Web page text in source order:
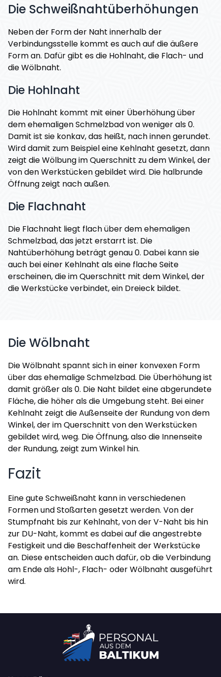
Die Schweißnahtüberhöhungen
Neben der Form der Naht innerhalb der
Verbindungsstelle kommt es auch auf die äußere
Form an. Dafür gibt es die Hohlnaht, die Flach- und
die Wölbnaht.
Die Hohlnaht
Die Hohlnaht kommt mit einer Überhöhung über
dem ehemaligen Schmelzbad von weniger als 0.
Damit ist sie konkav, das heißt, nach innen gerundet.
Wird damit zum Beispiel eine Kehlnaht gesetzt, dann
zeigt die Wölbung im Querschnitt zu dem Winkel, der
von den Werkstücken gebildet wird. Die halbrunde
Öffnung zeigt nach außen.
Die Flachnaht
Die Flachnaht liegt flach über dem ehemaligen
Schmelzbad, das jetzt erstarrt ist. Die
Nahtüberhöhung beträgt genau 0. Dabei kann sie
auch bei einer Kehlnaht als eine flache Seite
erscheinen, die im Querschnitt mit dem Winkel, der
die Werkstücke verbindet, ein Dreieck bildet.
Die Wölbnaht
Die Wölbnaht spannt sich in einer konvexen Form
über das ehemalige Schmelzbad. Die Überhöhung ist
damit größer als 0. Die Naht bildet eine abgerundete
Fläche, die höher als die Umgebung steht. Bei einer
Kehlnaht zeigt die Außenseite der Rundung von dem
Winkel, der im Querschnitt von den Werkstücken
gebildet wird, weg. Die Öffnung, also die Innenseite
der Rundung, zeigt zum Winkel hin.
Fazit
Eine gute Schweißnaht kann in verschiedenen
Formen und Stoßarten gesetzt werden. Von der
Stumpfnaht bis zur Kehlnaht, von der V-Naht bis hin
zur DU-Naht, kommt es dabei auf die angestrebte
Festigkeit und die Beschaffenheit der Werkstücke
an. Diese entscheiden auch dafür, ob die Verbindung
am Ende als Hohl-, Flach- oder Wölbnaht ausgeführt
wird.